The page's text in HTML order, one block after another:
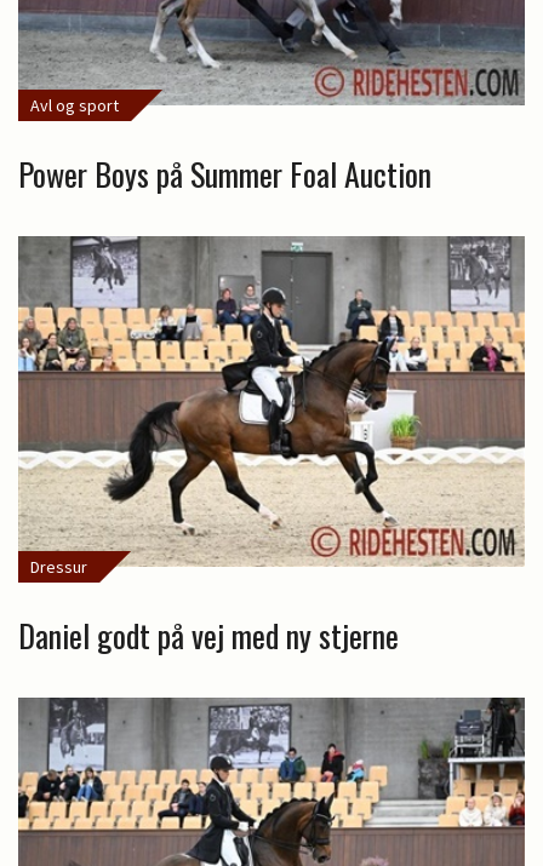
Avl og sport
Power Boys på Summer Foal Auction
Dressur
Daniel godt på vej med ny stjerne